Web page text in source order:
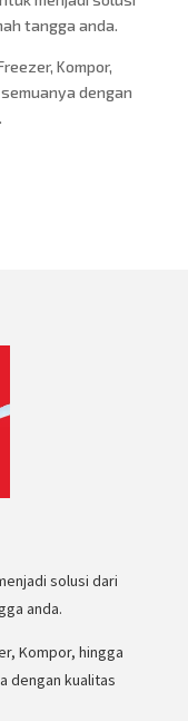
tangga anda.
Kompor,
dengan
solusi dari
anda.
Kompor, hingga
dengan kualitas